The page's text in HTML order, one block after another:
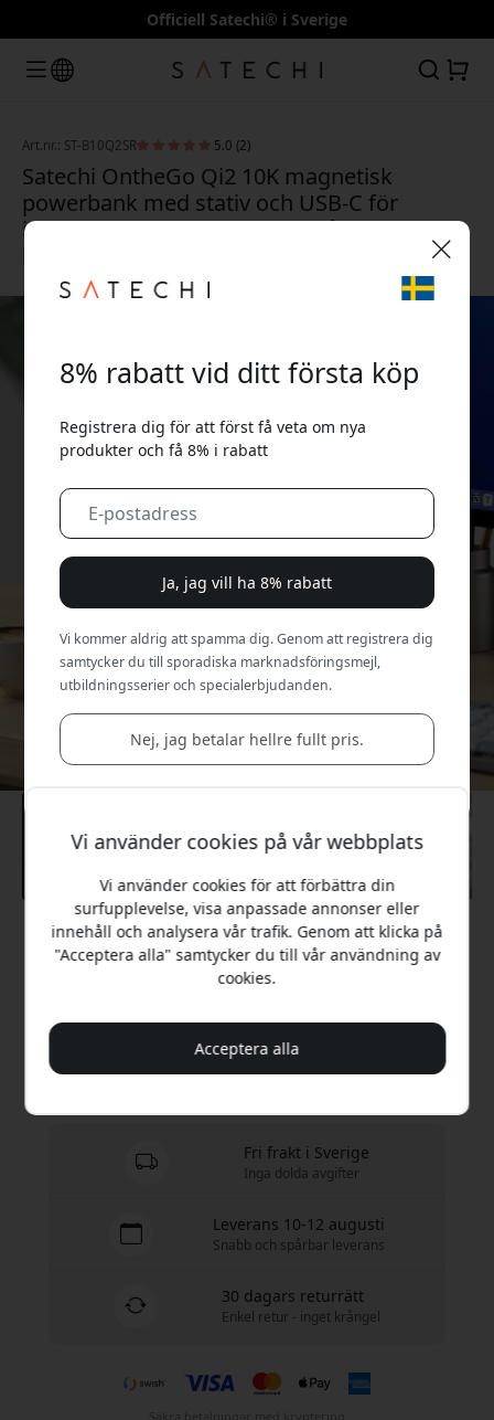
Officiell Satechi® i Sverige
Art.nr.: ST-B10Q2SR 5.0 (2)
Satechi OntheGo Qi2 10K magnetisk
powerbank med stativ och USB-C för
iPhone och Qi-enheter, med trådlös
Rekommenderat pris
1 099 SEK
Fri frakt i Sverige
Inga dolda avgifter
Leverans 10-12 augusti
Snabb och spårbar leverans
30 dagars returrätt
Enkel retur - inget krångel
Vi använder cookies på vår webbplats
Vi använder cookies för att förbättra din
surfupplevelse, visa anpassade annonser eller
innehåll och analysera vår trafik. Genom att klicka på
"Acceptera alla" samtycker du till vår användning av
cookies.
Acceptera alla
8% rabatt vid ditt första köp
Registrera dig för att först få veta om nya
produkter och få 8% i rabatt
Ja, jag vill ha 8% rabatt
Vi kommer aldrig att spamma dig. Genom att registrera dig
samtycker du till sporadiska marknadsföringsmejl,
utbildningsserier och specialerbjudanden.
Nej, jag betalar hellre fullt pris.
🎉 Din rabattkod: